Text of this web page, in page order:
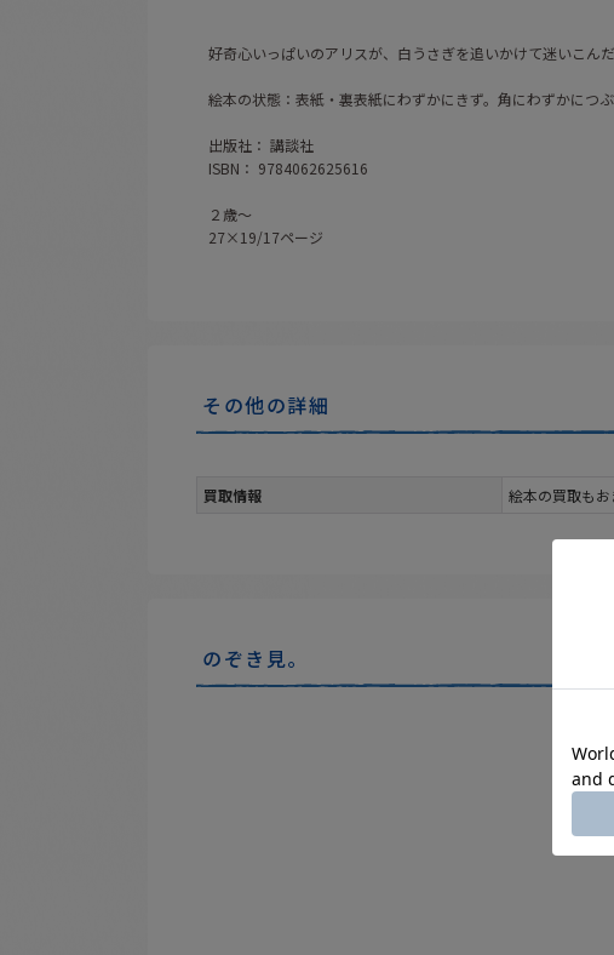
好奇心いっぱいのアリスが、白うさぎを追いかけて迷いこん
絵本の状態：表紙・裏表紙にわずかにきず。角にわずかにつぶ
出版社： 講談社
ISBN： 9784062625616
２歳〜
27×19/17ページ
その他の詳細
買取情報 絵本の買取も
のぞき見。